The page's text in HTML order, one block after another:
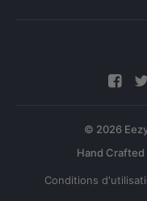
© 2026
Conditions